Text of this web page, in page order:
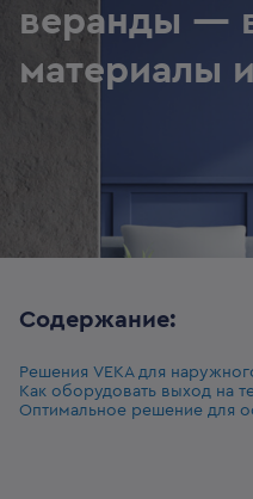
веранды —
материалы
Содержание:
Решения VEKA для
Как оборудовать выход на
Оптимальное решение для